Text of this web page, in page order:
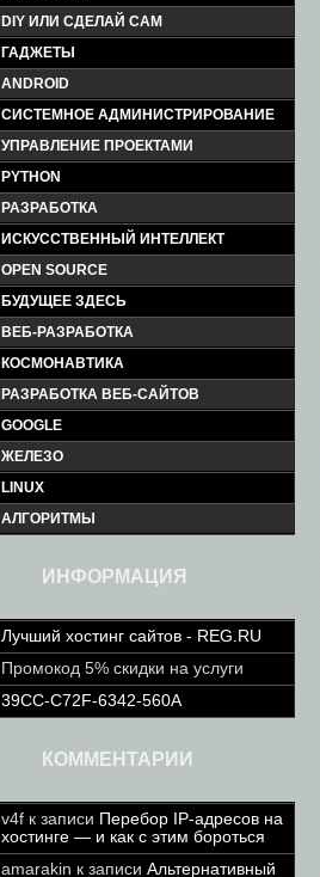
DIY ИЛИ СДЕЛАЙ САМ
ГАДЖЕТЫ
ANDROID
СИСТЕМНОЕ АДМИНИСТРИРОВАНИЕ
УПРАВЛЕНИЕ ПРОЕКТАМИ
PYTHON
РАЗРАБОТКА
ИСКУССТВЕННЫЙ ИНТЕЛЛЕКТ
OPEN SOURCE
БУДУЩЕЕ ЗДЕСЬ
ВЕБ-РАЗРАБОТКА
КОСМОНАВТИКА
РАЗРАБОТКА ВЕБ-САЙТОВ
GOOGLE
ЖЕЛЕЗО
LINUX
АЛГОРИТМЫ
ИНФОРМАЦИЯ
Лучший хостинг сайтов - REG.RU
Промокод 5% скидки на услуги
39CC-C72F-6342-560A
КОММЕНТАРИИ
v4f к записи Перебор IP-адресов на
хостинге — и как с этим бороться
amarakin к записи Альтернативный